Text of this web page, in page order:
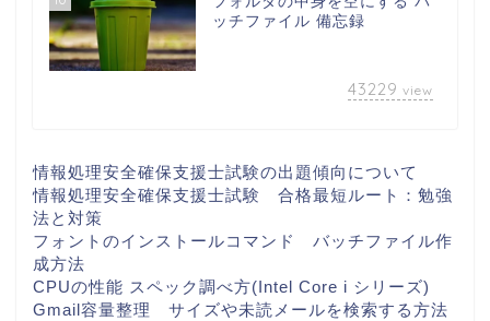
ッチファイル 備忘録
43229 view
情報処理安全確保支援士試験の出題傾向について
情報処理安全確保支援士試験 合格最短ルート：勉強
法と対策
フォントのインストールコマンド バッチファイル作
成方法
CPUの性能 スペック調べ方(Intel Core i シリーズ)
Gmail容量整理 サイズや未読メールを検索する方法